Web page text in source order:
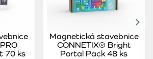
70 ks
Magnetická stavebnice
CONNETIX® Bright
Portal Pack 48 ks